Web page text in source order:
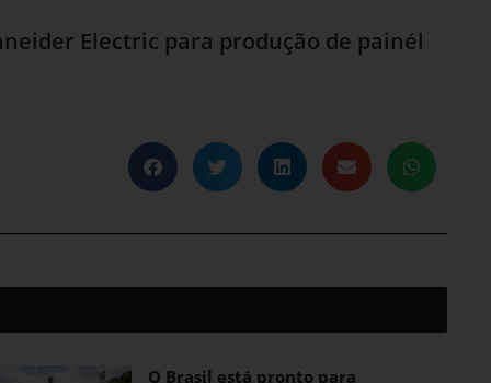
Electric para produção de painél
O Brasil está pronto para